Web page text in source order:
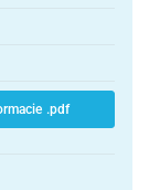
.pdf